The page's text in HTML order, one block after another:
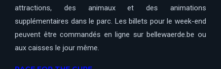
attractions, des animaux et des animations
supplémentaires dans le parc. Les billets pour le week-end
peuvent être commandés en ligne sur bellewaerde.be ou
aux caisses le jour même.